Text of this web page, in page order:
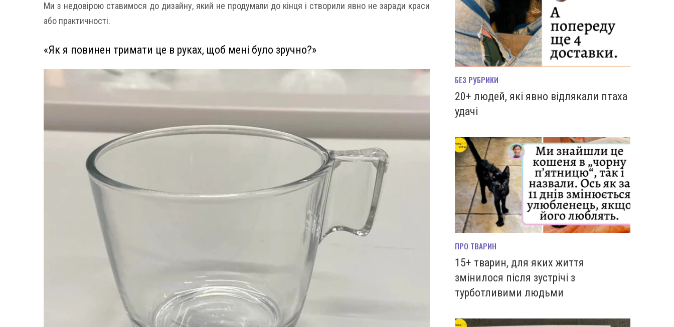
Ми з недовірою ставимося до дизайну, який не продумали до кінця і створили явно не заради краси
або практичності.
«Як я повинен тримати це в руках, щоб мені було зручно?»
БЕЗ РУБРИКИ
20+ людей, які явно відлякали птаха
удачі
ПРО ТВАРИН
15+ тварин, для яких життя
змінилося після зустрічі з
турботливими людьми